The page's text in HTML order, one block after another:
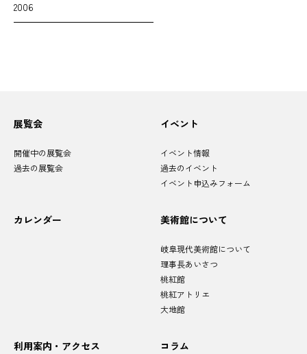
2006
サ
イ
マ
ッ
プ
展覧会
開催中の展覧会
過去の展覧会
イベント
イベント情報
過去のイベント
イベント申込みフォーム
カレンダー 美術館について
岐阜現代美術館について
理事長あいさつ
桃紅館
桃紅アトリエ
大地館
利用案内・アクセス コラム